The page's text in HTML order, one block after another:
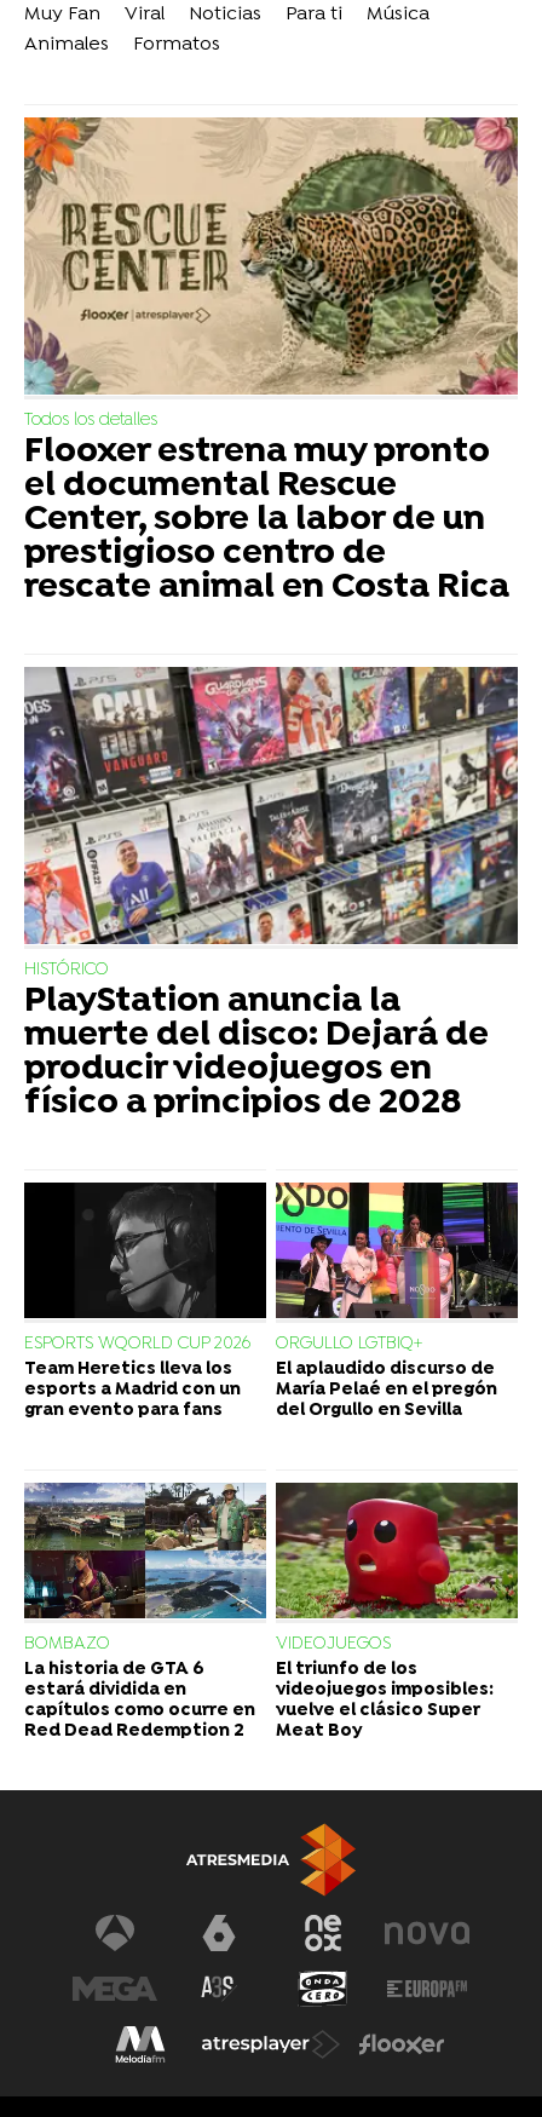
Muy Fan Viral Noticias Para ti
Música
Animales
Formatos
Todos los detalles
Flooxer estrena muy pronto
el documental Rescue
Center, sobre la labor de un
prestigioso centro de
rescate animal en Costa Rica
HISTÓRICO
PlayStation anuncia la
muerte del disco: Dejará de
producir videojuegos en
físico a principios de 2028
ESPORTS WQORLD CUP 2026
Team Heretics lleva los
esports a Madrid con un
gran evento para fans
ORGULLO LGTBIQ+
El aplaudido discurso de
María Pelaé en el pregón
del Orgullo en Sevilla
BOMBAZO
La historia de GTA 6
estará dividida en
capítulos como ocurre en
Red Dead Redemption 2
VIDEOJUEGOS
El triunfo de los
videojuegos imposibles:
vuelve el clásico Super
Meat Boy